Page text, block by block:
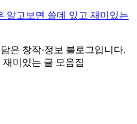
알고보면 쓸데 있고 재미있는
은 창작·정보 블로그입니다.
미있는 글 모음집